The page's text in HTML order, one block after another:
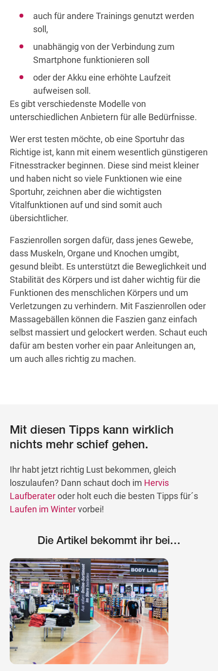
auch für andere Trainings genutzt werden
soll,
unabhängig von der Verbindung zum
Smartphone funktionieren soll
oder der Akku eine erhöhte Laufzeit
aufweisen soll.
Es gibt verschiedenste Modelle von
unterschiedlichen Anbietern für alle Bedürfnisse.
Wer erst testen möchte, ob eine Sportuhr das
Richtige ist, kann mit einem wesentlich günstigeren
Fitnesstracker beginnen. Diese sind meist kleiner
und haben nicht so viele Funktionen wie eine
Sportuhr, zeichnen aber die wichtigsten
Vitalfunktionen auf und sind somit auch
übersichtlicher.
Faszienrollen sorgen dafür, dass jenes Gewebe,
dass Muskeln, Organe und Knochen umgibt,
gesund bleibt. Es unterstützt die Beweglichkeit und
Stabilität des Körpers und ist daher wichtig für die
Funktionen des menschlichen Körpers und um
Verletzungen zu verhindern. Mit Faszienrollen oder
Massagebällen können die Faszien ganz einfach
selbst massiert und gelockert werden. Schaut euch
dafür am besten vorher ein paar Anleitungen an,
um auch alles richtig zu machen.
Mit diesen Tipps kann wirklich
nichts mehr schief gehen.
Ihr habt jetzt richtig Lust bekommen, gleich
loszulaufen? Dann schaut doch im Hervis
Laufberateroder holt euch die besten Tipps für´s
Laufen im Wintervorbei!
Die Artikel bekommt ihr bei…